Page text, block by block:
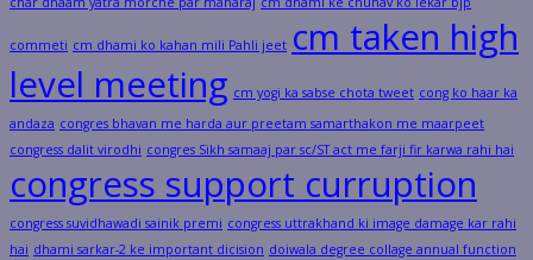
commeti cm dhami ko kahan mili Pahli jeet cm taken high
level meeting cm yogi ka sabse chota tweet cong ko haar ka
andaza congres bhavan me harda aur preetam samarthakon me maarpeet
congress dalit virodhi congres Sikh samaaj par sc/ST act me farji fir karwa rahi hai
congress support curruption
congress suvidhawadi sainik premi congress uttrakhand ki image damage kar rahi
hai dhami sarkar-2 ke important dicision doiwala degree collage annual function